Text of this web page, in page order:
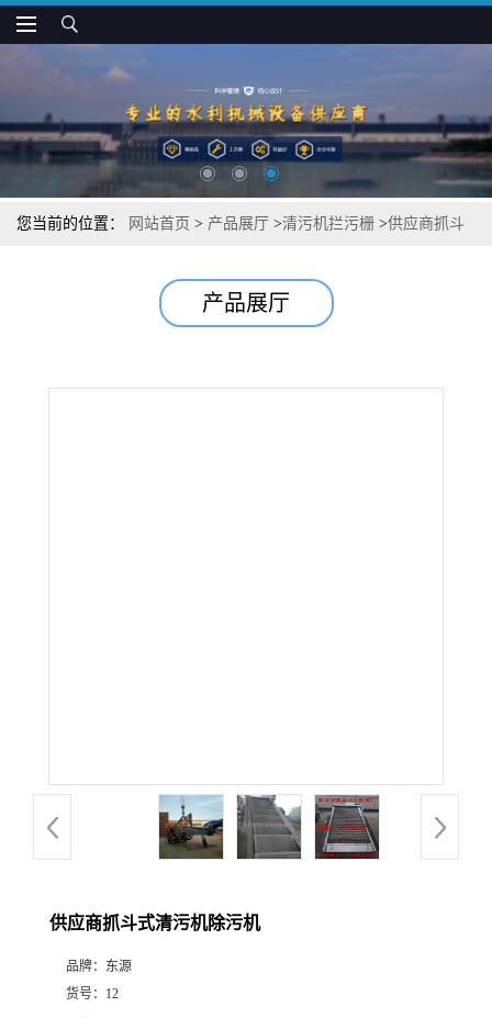
您当前的位置： 网站首页 > 产品展厅 >清污机拦污栅 >供应商抓斗
产品展厅
供应商抓斗式清污机除污机
品牌： 东源
货号： 12